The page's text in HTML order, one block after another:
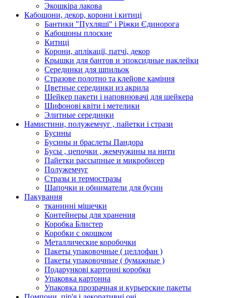
Экошкiра лакова
Кабошони, декор, корони і китиці
Бантики "Пухляші" і Ріжки Єдинорога
Кабошоны плоские
Китиці
Корони, аплікації, патчі, декор
Крышки для бантов и эпоксидные наклейки
Серединки для шпильок
Стразове полотно та клейове каміння
Цветные серединки из акрила
Шейкер пакети і наповнювачі для шейкера
Шифонові квіти і метелики
Элитные серединки
Намистини, полужемчуг , пайетки і стрази
Бусины
Бусины и браслеты Пандора
Бусы , цепочки , жемчужины на нити
Пайетки рассыпные и микробисер
Полужемчуг
Стразы и термостразы
Шапочки и обниматели для бусин
Пакування
тканинні мішечки
Контейнеры для хранения
Коробка Блистер
Коробки с окошком
Металлические коробочки
Пакеты упаковочные ( целлофан )
Пакеты упаковочные ( бумажные )
Подарункові картонні коробки
Упаковка картонна
Упаковка прозрачная и курьерские пакеты